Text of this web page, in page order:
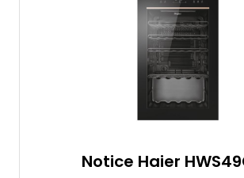
Notice Haier